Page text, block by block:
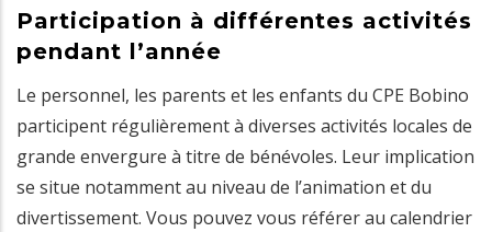
Participation à différentes activités
pendant l’année
Le personnel, les parents et les enfants du CPE Bobino
participent régulièrement à diverses activités locales de
grande envergure à titre de bénévoles. Leur implication
se situe notamment au niveau de l’animation et du
divertissement. Vous pouvez vous référer au calendrier